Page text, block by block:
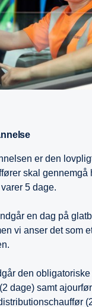
er den
skal gennemgå
5 dage.
en dag på
vi anser det som
den
dage) samt